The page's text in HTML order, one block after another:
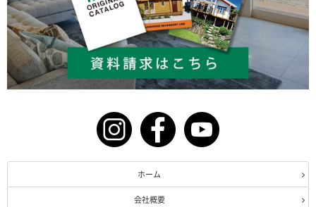
ホーム
会社概要